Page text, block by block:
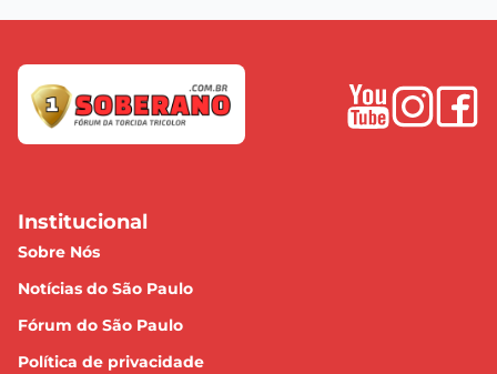
Institucional
Sobre Nós
Notícias do São Paulo
Fórum do São Paulo
Política de privacidade